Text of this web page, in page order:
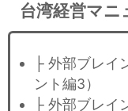
台湾経営マ
├ 外部ブレイ
ント編3）
├ 外部ブレイ